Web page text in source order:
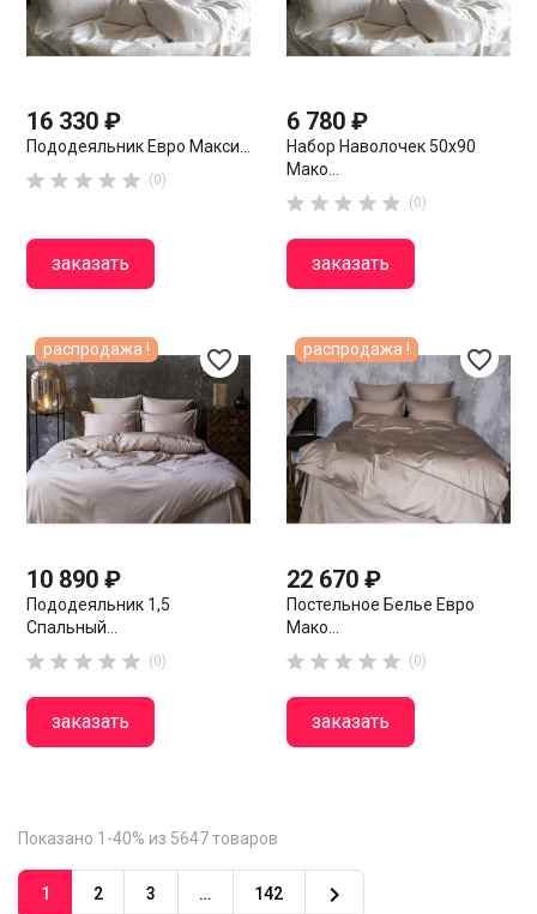
16 330 ₽
Пододеяльник Евро Макси...
     (0)
заказать
6 780 ₽
Набор Наволочек 50х90
Мако...
     (0)
заказать
favorite_border
10 890 ₽
Пододеяльник 1,5
Спальный...
     (0)
заказать
распродажа ! favorite_border
22 670 ₽
Постельное Белье Евро
Мако...
     (0)
заказать
распродажа !
Показано 1-40% из 5647 товаров
1 2 3 … 142 